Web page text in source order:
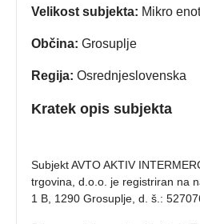
Velikost subjekta: Mikro
Občina: Grosuplje
Regija: Osrednjeslovenska
Kratek opis subjekta
Subjekt AVTO AKTIV
trgovina, d.o.o. je registriran na
1 B, 1290 Grosuplje, d. š.: